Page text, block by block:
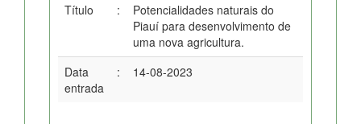
Título :
Potencialidades naturais do
Piauí para desenvolvimento de
uma nova agricultura.
Data
entrada
: 14-08-2023